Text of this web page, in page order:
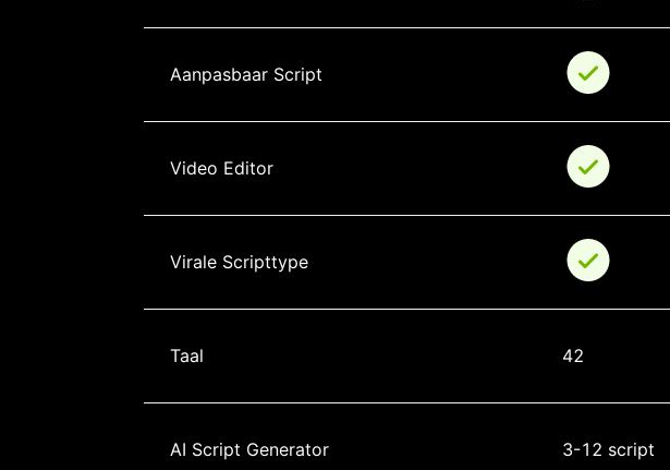
Aanpasbaar Script
Video Editor
Virale Scripttype
Taal 42
AI Script Generator 3-12 script